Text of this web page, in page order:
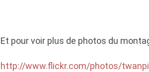
Et pour voir plus de photos du
http://www.flickr.com/photos/